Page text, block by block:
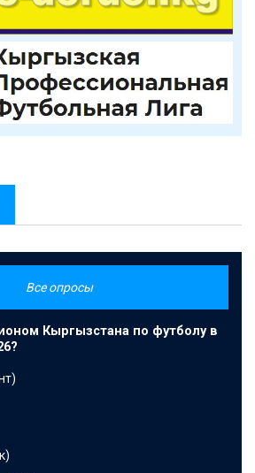
Все опросы
Кыргызстана по футболу в